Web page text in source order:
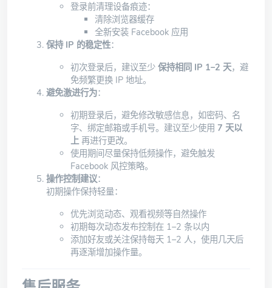
登录前清理设备痕迹：
清除浏览器缓存
全新安装 Facebook 应用
保持 IP 的稳定性：
初次登录后，建议至少 保持相同 IP 1–2 天，避
免频繁更换 IP 地址。
避免激进行为：
初期登录后，避免修改敏感信息，如密码、名
字、绑定邮箱或手机号。建议至少使用 7 天以
上再进行更改。
使用期间尽量保持低频操作，避免触发
Facebook 风控策略。
操作控制建议：
初期操作保持轻量：
优先浏览动态、观看视频等自然操作
初期每次动态发布控制在 1–2 条以内
添加好友或关注保持每天 1–2 人，使用几天后
再逐渐增加操作量。